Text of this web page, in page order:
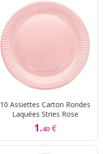
10 Assiettes Carton Rondes
Laquées Stries Rose
1.40 €